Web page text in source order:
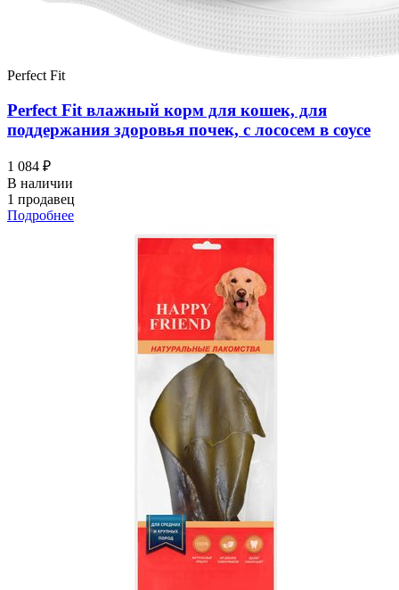
Perfect Fit
Perfect Fit влажный корм для кошек, для
поддержания здоровья почек, с лососем в соусе
1 084 ₽
В наличии
1 продавец
Подробнее